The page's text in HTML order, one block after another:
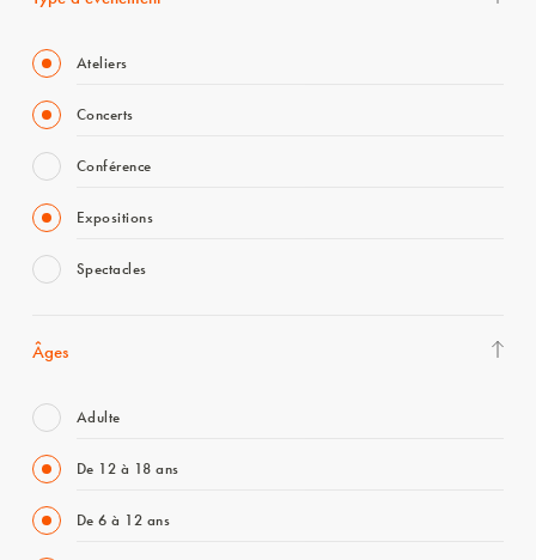
Ateliers
Concerts
Conférence
Expositions
Spectacles
Âges
Adulte
De 12 à 18 ans
De 6 à 12 ans